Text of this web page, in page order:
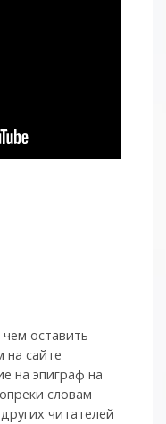
оставить
сайте
на эпиграф на
словам
читателей